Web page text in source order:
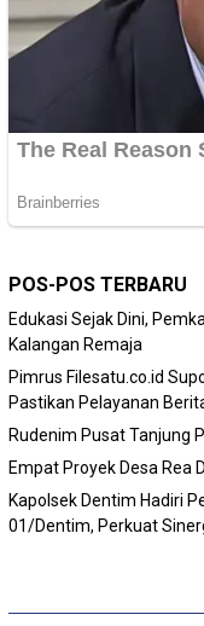
POS-POS TERBARU
Edukasi Sejak Dini,
Kalangan Remaja
Pimrus Filesatu.co.id
Pastikan Pelayanan
Rudenim Pusat Tanjung
Empat Proyek Desa Rea
Kapolsek Dentim Hadiri
01/Dentim, Perkuat